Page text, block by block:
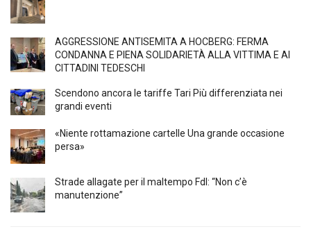
AGGRESSIONE ANTISEMITA A HÖCBERG: FERMA
CONDANNA E PIENA SOLIDARIETÀ ALLA VITTIMA E AI
CITTADINI TEDESCHI
Scendono ancora le tariffe Tari Più differenziata nei
grandi eventi
«Niente rottamazione cartelle Una grande occasione
persa»
Strade allagate per il maltempo FdI: “Non c’è
manutenzione”